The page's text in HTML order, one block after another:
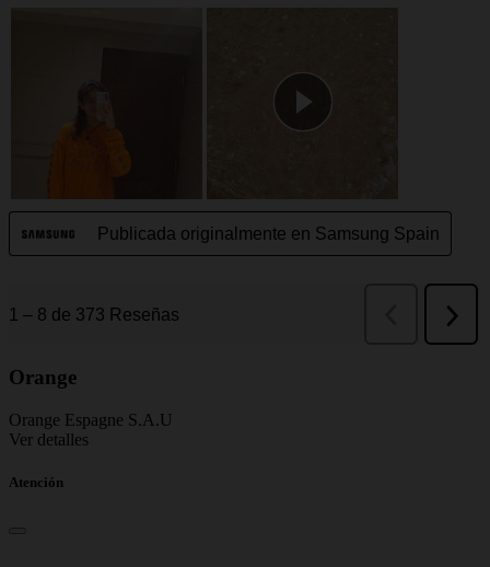
Orange
Orange Espagne S.A.U
Ver detalles
Atención